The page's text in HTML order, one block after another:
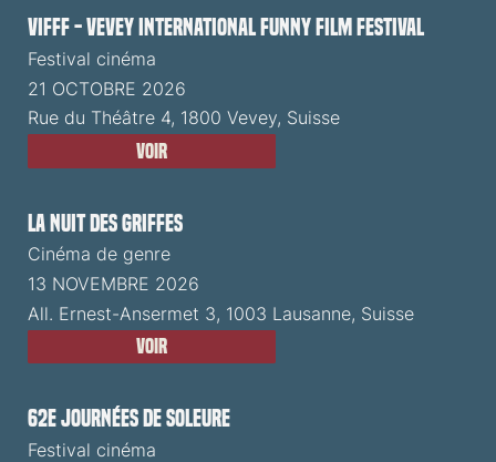
VIFFF - Vevey International Funny Film Festival
Festival cinéma
21 OCTOBRE 2026
Rue du Théâtre 4, 1800 Vevey, Suisse
Voir
La Nuit des Griffes
Cinéma de genre
13 NOVEMBRE 2026
All. Ernest-Ansermet 3, 1003 Lausanne, Suisse
Voir
62e Journées de Soleure
Festival cinéma